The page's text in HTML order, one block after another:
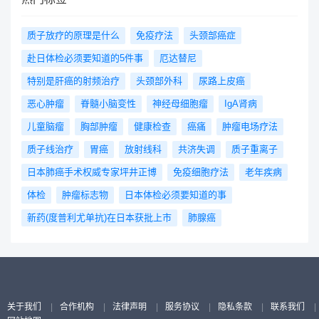
质子放疗的原理是什么 免疫疗法 头颈部癌症
赴日体检必须要知道的5件事 厄达替尼
特别是肝癌的射频治疗 头颈部外科 尿路上皮癌
恶心肿瘤 脊髓小脑变性 神经母细胞瘤 IgA肾病
儿童脑瘤 胸部肿瘤 健康检查 癌痛 肿瘤电场疗法
质子线治疗 胃癌 放射线科 共济失调 质子重离子
日本肺癌手术权威专家坪井正博 免疫细胞疗法 老年疾病
体检 肿瘤标志物 日本体检必须要知道的事
新药(度普利尤单抗)在日本获批上市 肺腺癌
关于我们 合作机构 法律声明 服务协议 隐私条款 联系我们